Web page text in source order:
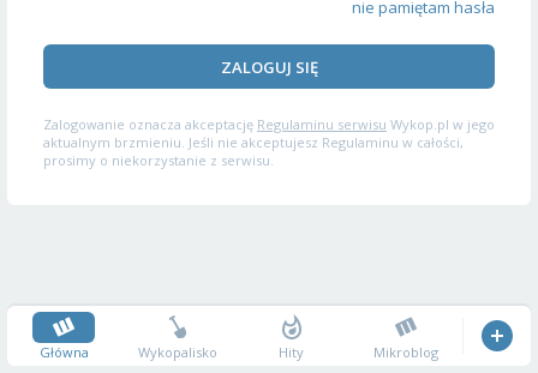
nie pamiętam hasła
ZALOGUJ SIĘ
Zalogowanie oznacza akceptację Regulaminu serwisu Wykop.pl w jego
aktualnym brzmieniu. Jeśli nie akceptujesz Regulaminu w całości,
prosimy o niekorzystanie z serwisu.
Główna Wykopalisko Hity Mikroblog